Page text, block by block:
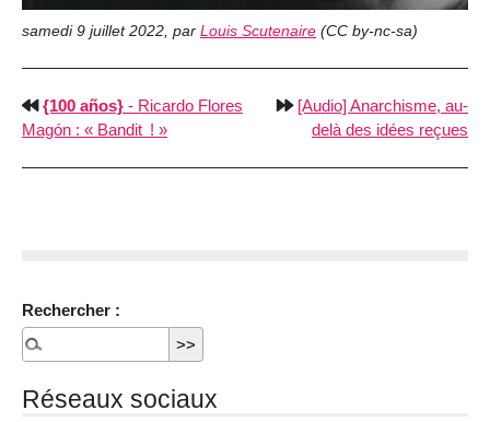
samedi 9 juillet 2022, par Louis Scutenaire (CC by-nc-sa)
{100 años} - Ricardo Flores
Magón : « Bandit ! »
[Audio] Anarchisme, au-
delà des idées reçues
Rechercher :
Réseaux sociaux